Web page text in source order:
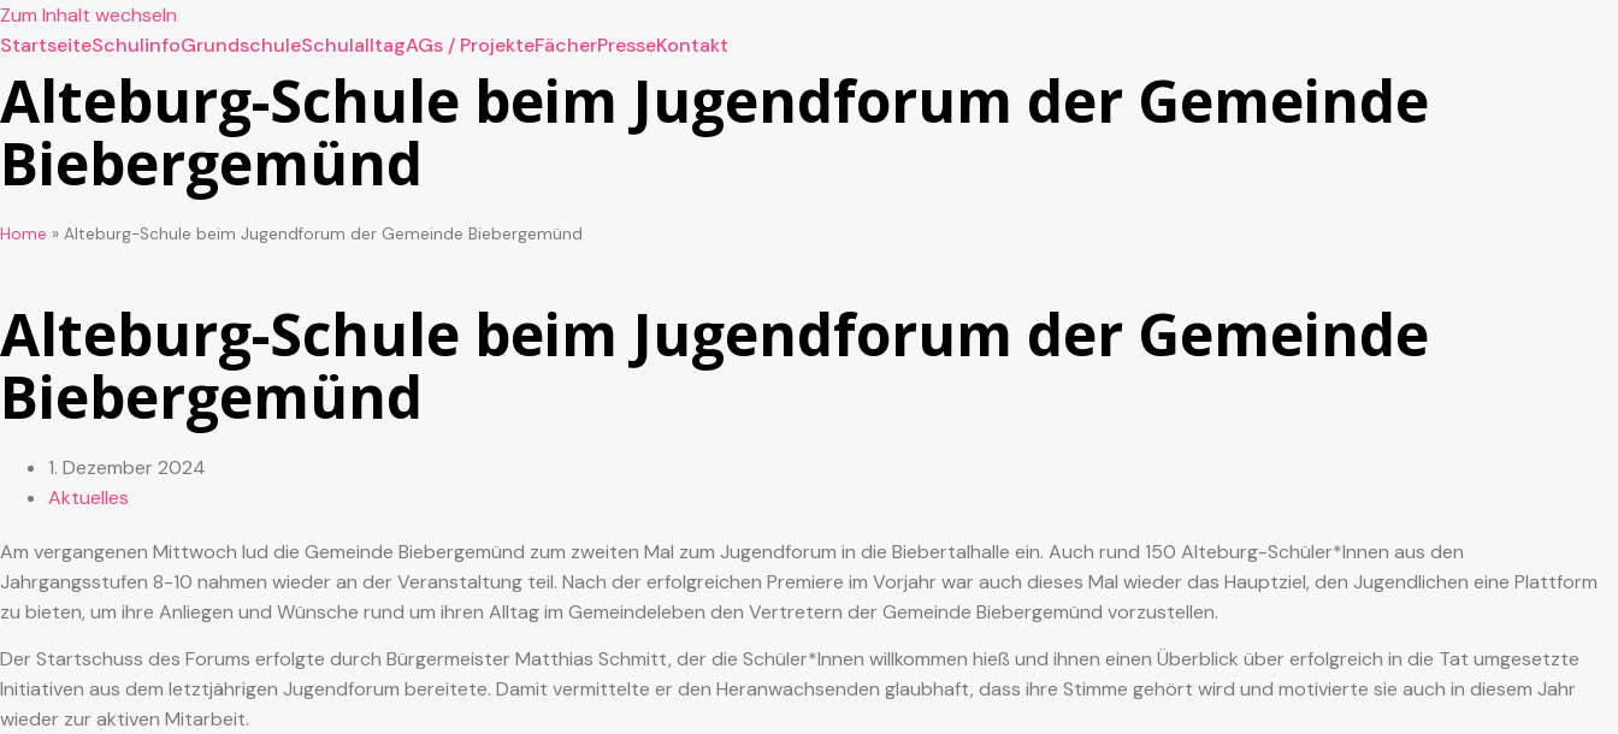
Zum Inhalt wechseln
StartseiteSchulinfoGrundschuleSchulalltagAGs / ProjekteFächerPresseKontakt
Alteburg-Schule beim Jugendforum der Gemeinde
Biebergemünd
Home » Alteburg-Schule beim Jugendforum der Gemeinde Biebergemünd
Alteburg-Schule beim Jugendforum der Gemeinde
Biebergemünd
1. Dezember 2024
Aktuelles
Am vergangenen Mittwoch lud die Gemeinde Biebergemünd zum zweiten Mal zum Jugendforum in die Biebertalhalle ein. Auch rund 150 Alteburg-Schüler*Innen aus den
Jahrgangsstufen 8-10 nahmen wieder an der Veranstaltung teil. Nach der erfolgreichen Premiere im Vorjahr war auch dieses Mal wieder das Hauptziel, den Jugendlichen eine Plattform
zu bieten, um ihre Anliegen und Wünsche rund um ihren Alltag im Gemeindeleben den Vertretern der Gemeinde Biebergemünd vorzustellen.
Der Startschuss des Forums erfolgte durch Bürgermeister Matthias Schmitt, der die Schüler*Innen willkommen hieß und ihnen einen Überblick über erfolgreich in die Tat umgesetzte
Initiativen aus dem letztjährigen Jugendforum bereitete. Damit vermittelte er den Heranwachsenden glaubhaft, dass ihre Stimme gehört wird und motivierte sie auch in diesem Jahr
wieder zur aktiven Mitarbeit.